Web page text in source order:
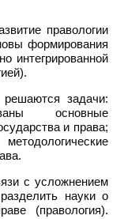
правологии
формирования
интегрированной
задачи:
основные
и права;
с усложнением
науки о
(правология).